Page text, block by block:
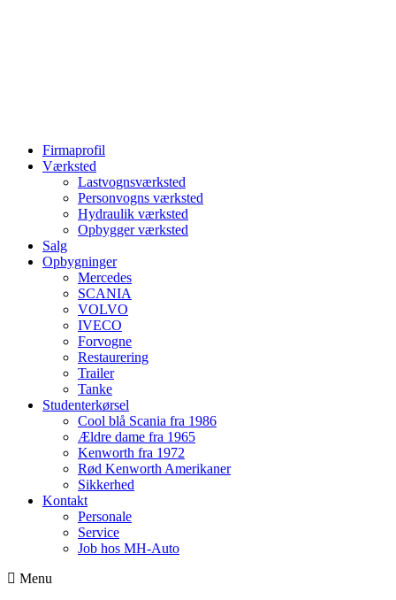
Firmaprofil
Værksted
Lastvognsværksted
Personvogns værksted
Hydraulik værksted
Opbygger værksted
Salg
Opbygninger
Mercedes
SCANIA
VOLVO
IVECO
Forvogne
Restaurering
Trailer
Tanke
Studenterkørsel
Cool blå Scania fra 1986
Ældre dame fra 1965
Kenworth fra 1972
Rød Kenworth Amerikaner
Sikkerhed
Kontakt
Personale
Service
Job hos MH-Auto
Menu